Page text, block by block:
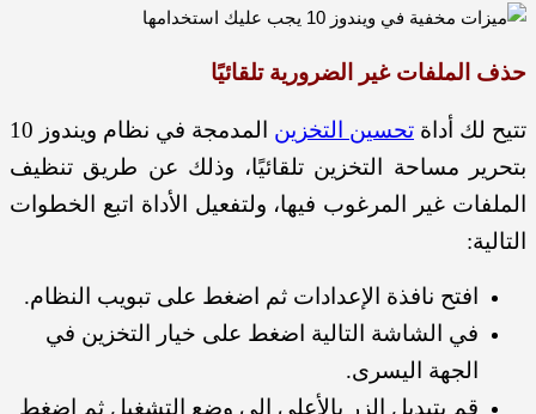
حذف الملفات غير الضرورية تلقائيًا
تتيح لك أداة تحسين التخزين
المدمجة في نظام ويندوز 10
بتحرير مساحة التخزين تلقائيًا، وذلك عن طريق تنظيف
الملفات غير المرغوب فيها، ولتفعيل الأداة اتبع الخطوات
التالية:
افتح نافذة الإعدادات ثم اضغط على تبويب النظام.
في الشاشة التالية اضغط على خيار التخزين في
الجهة اليسرى.
قم بتبديل الزر بالأعلى إلى وضع التشغيل ثم اضغط